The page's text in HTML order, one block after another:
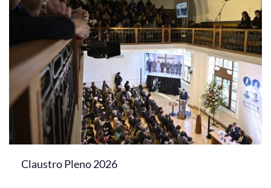
Claustro Pleno 2026